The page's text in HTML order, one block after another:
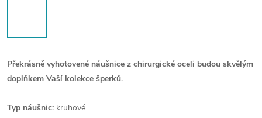
Překrásně vyhotovené náušnice z chirurgické oceli budou skvělým
doplňkem Vaší kolekce šperků.
Typ náušnic: kruhové